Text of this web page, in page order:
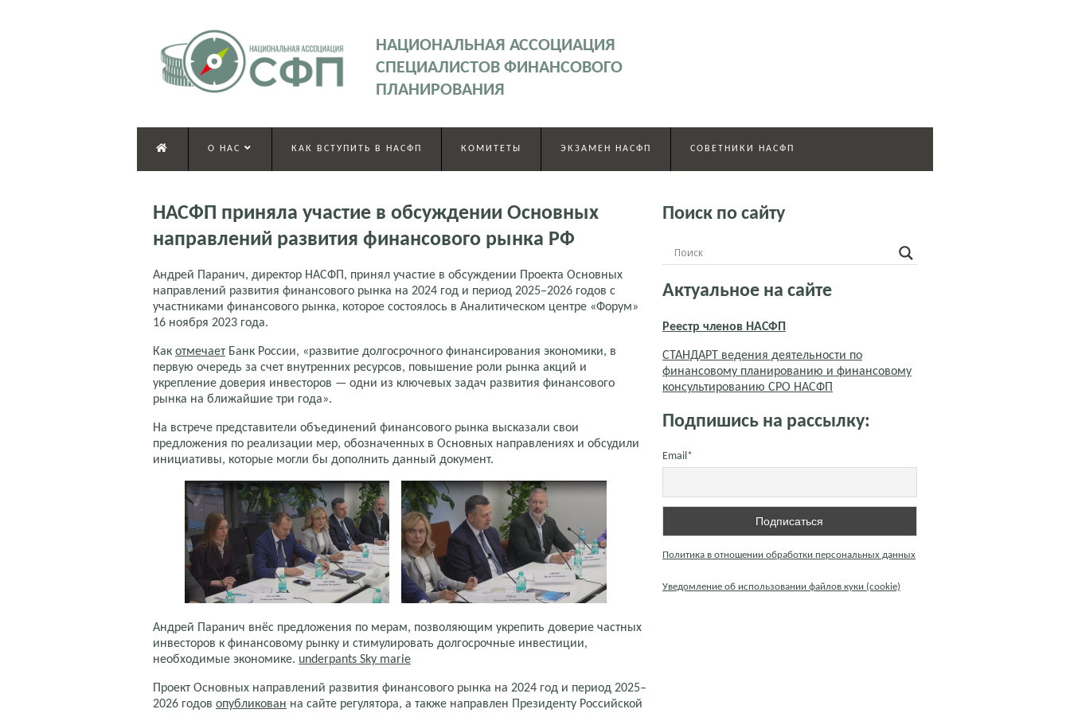
НАЦИОНАЛЬНАЯ АССОЦИАЦИЯ
СПЕЦИАЛИСТОВ ФИНАНСОВОГО
ПЛАНИРОВАНИЯ
О НАС КАК ВСТУПИТЬ В НАСФП КОМИТЕТЫ ЭКЗАМЕН НАСФП СОВЕТНИКИ НАСФП
НАСФП приняла участие в обсуждении Основных
направлений развития финансового рынка РФ
Андрей Паранич, директор НАСФП, принял участие в обсуждении Проекта Основных
направлений развития финансового рынка на 2024 год и период 2025–2026 годов с
участниками финансового рынка, которое состоялось в Аналитическом центре «Форум»
16 ноября 2023 года.
Как отмечает Банк России, «развитие долгосрочного финансирования экономики, в
первую очередь за счет внутренних ресурсов, повышение роли рынка акций и
укрепление доверия инвесторов — одни из ключевых задач развития финансового
рынка на ближайшие три года».
На встрече представители объединений финансового рынка высказали свои
предложения по реализации мер, обозначенных в Основных направлениях и обсудили
инициативы, которые могли бы дополнить данный документ.
Андрей Паранич внёс предложения по мерам, позволяющим укрепить доверие частных
инвесторов к финансовому рынку и стимулировать долгосрочные инвестиции,
необходимые экономике. underpants Sky marie
Проект Основных направлений развития финансового рынка на 2024 год и период 2025–
2026 годов опубликован на сайте регулятора, а также направлен Президенту Российской
Поиск по сайту
Актуальное на сайте
Реестр членов НАСФП
СТАНДАРТ ведения деятельности по
финансовому планированию и финансовому
консультированию СРО НАСФП
Подпишись на рассылку:
Email*
Политика в отношении обработки персональных данных
Уведомление об использовании файлов куки (cookie)